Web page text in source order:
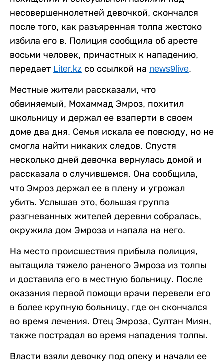
несовершеннолетней девочкой, скончался
после того, как разъяренная толпа жестоко
избила его в. Полиция сообщила об аресте
восьми человек, причастных к нападению,
передает Liter.kz со ссылкой на news9live.
Местные жители рассказали, что
обвиняемый, Мохаммад Эмроз, похитил
школьницу и держал ее взаперти в своем
доме два дня. Семья искала ее повсюду, но не
смогла найти никаких следов. Спустя
несколько дней девочка вернулась домой и
рассказала о случившемся. Она сообщила,
что Эмроз держал ее в плену и угрожал
убить. Услышав это, большая группа
разгневанных жителей деревни собралась,
окружила дом Эмроза и напала на него.
На место происшествия прибыла полиция,
вытащила тяжело раненого Эмроза из толпы
и доставила его в местную больницу. После
оказания первой помощи врачи перевели его
в более крупную больницу, где он скончался
во время лечения. Отец Эмроза, Султан Миян,
также пострадал во время нападения толпы.
Власти взяли девочку под опеку и начали ее